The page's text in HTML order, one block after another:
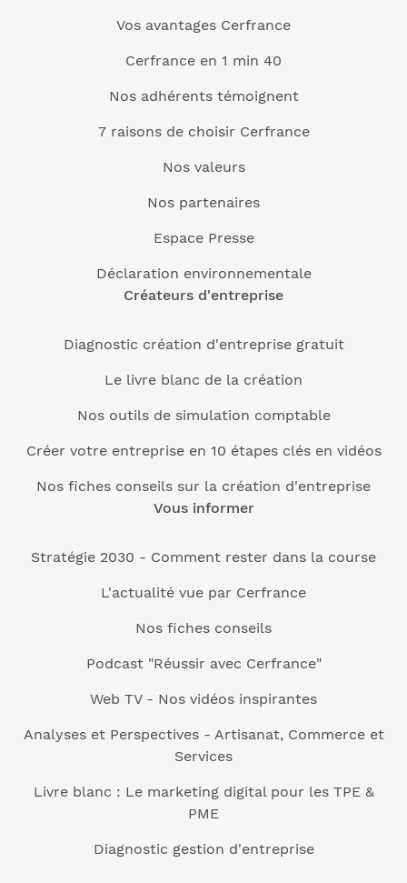
Vos avantages Cerfrance
Cerfrance en 1 min 40
Nos adhérents témoignent
7 raisons de choisir Cerfrance
Nos valeurs
Nos partenaires
Espace Presse
Déclaration environnementale
Créateurs d'entreprise
Diagnostic création d'entreprise gratuit
Le livre blanc de la création
Nos outils de simulation comptable
Créer votre entreprise en 10 étapes clés en vidéos
Nos fiches conseils sur la création d'entreprise
Vous informer
Stratégie 2030 - Comment rester dans la course
L'actualité vue par Cerfrance
Nos fiches conseils
Podcast "Réussir avec Cerfrance"
Web TV - Nos vidéos inspirantes
Analyses et Perspectives - Artisanat, Commerce et
Services
Livre blanc : Le marketing digital pour les TPE &
PME
Diagnostic gestion d'entreprise